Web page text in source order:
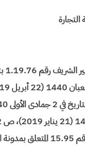
القانون رقم 73.17 بنسخ وتعويض الكتاب